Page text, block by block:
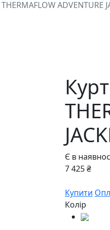
ADVENTURE
Є в
7 425 ₴
Купити
Колір